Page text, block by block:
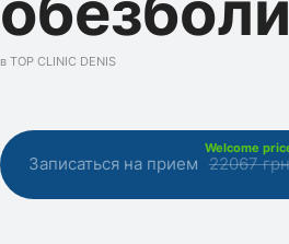
в TOP CLINIC DENIS
Записаться на прием
Welcome
22067 грн